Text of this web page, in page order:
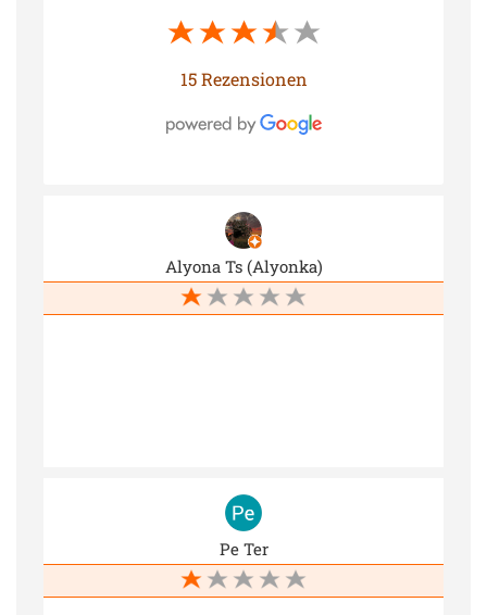
15 Rezensionen
Alyona Ts (Alyonka)
Pe Ter